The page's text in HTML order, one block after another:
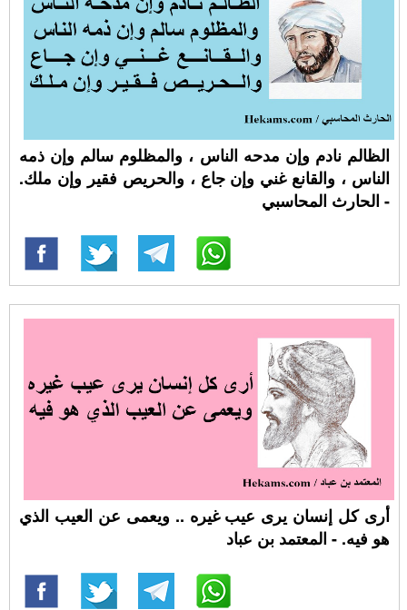
الظالم نادم وإن مدحه الناس ، والمظلوم سالم وإن ذمه
الناس ، والقانع غني وإن جاع ، والحريص فقير وإن ملك.
- الحارث المحاسبي
أرى كل إنسان يرى عيب غيره .. ويعمى عن العيب الذي
هو فيه. - المعتمد بن عباد